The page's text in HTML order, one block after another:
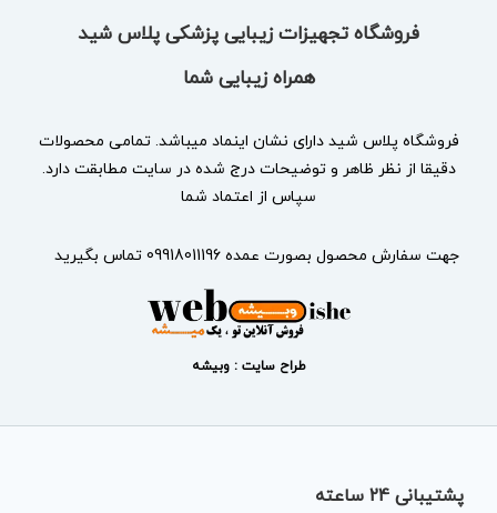
فروشگاه تجهیزات زیبایی پزشکی پلاس شید
همراه زیبایی شما
فروشگاه پلاس شید دارای نشان اینماد میباشد. تمامی محصولات
دقیقا از نظر ظاهر و توضیحات درج شده در سایت مطابقت دارد.
سپاس از اعتماد شما
جهت سفارش محصول بصورت عمده 09918011196 تماس بگیرید
طراح سایت : وبیشه
پشتیبانی 24 ساعته